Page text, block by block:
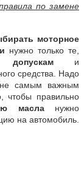
по замене
моторное
нужно только те,
допускам и
средства. Надо
не самым важным
чтобы правильно
масла нужно
на автомобиль.